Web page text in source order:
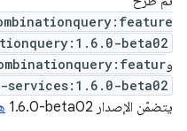
beta02
و
services:1.6.0-beta02
يتضمّن الإصدار ‎1.6.0-beta02